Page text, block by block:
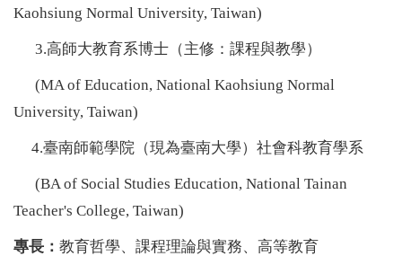
Kaohsiung Normal University, Taiwan)
3.高師大教育系博士（主修：課程與教學）
(MA of Education, National Kaohsiung Normal
University, Taiwan)
4.臺南師範學院（現為臺南大學）社會科教育學系
(BA of Social Studies Education, National Tainan
Teacher's College, Taiwan)
專長： 教育哲學、課程理論與實務、高等教育